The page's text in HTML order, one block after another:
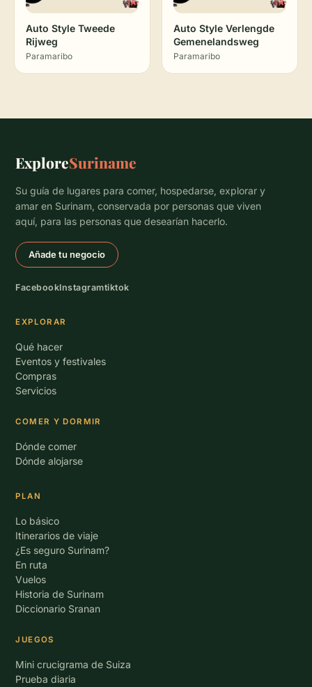
Auto Style Tweede
Rijweg
Paramaribo
Auto Style Verlengde
Gemenelandsweg
Paramaribo
ExploreSuriname
Su guía de lugares para comer, hospedarse, explorar y
amar en Surinam, conservada por personas que viven
aquí, para las personas que desearían hacerlo.
Añade tu negocio
FacebookInstagramtiktok
EXPLORAR
Qué hacer
Eventos y festivales
Compras
Servicios
COMER Y DORMIR
Dónde comer
Dónde alojarse
PLAN
Lo básico
Itinerarios de viaje
¿Es seguro Surinam?
En ruta
Vuelos
Historia de Surinam
Diccionario Sranan
JUEGOS
Mini crucigrama de Suiza
Prueba diaria